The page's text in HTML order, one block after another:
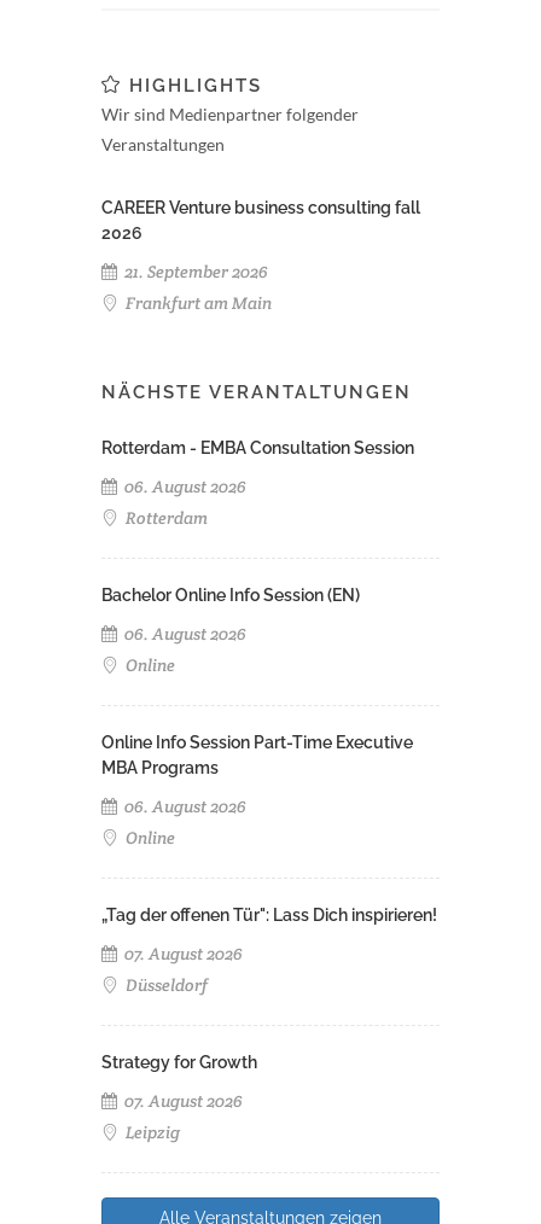
HIGHLIGHTS
Wir sind Medienpartner folgender
Veranstaltungen
CAREER Venture business consulting fall
2026
21. September 2026
Frankfurt am Main
NÄCHSTE VERANTALTUNGEN
Rotterdam - EMBA Consultation Session
06. August 2026
Rotterdam
Bachelor Online Info Session (EN)
06. August 2026
Online
Online Info Session Part-Time Executive
MBA Programs
06. August 2026
Online
„Tag der offenen Tür": Lass Dich inspirieren!
07. August 2026
Düsseldorf
Strategy for Growth
07. August 2026
Leipzig
Alle Veranstaltungen zeigen